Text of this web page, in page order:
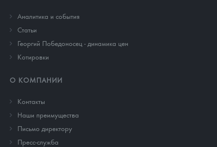
Аналитика и события
Cтатьи
Георгий Победоносец - динамика цен
Котировки
О КОМПАНИИ
Контакты
Наши преимущества
Письмо директору
Пресс-служба